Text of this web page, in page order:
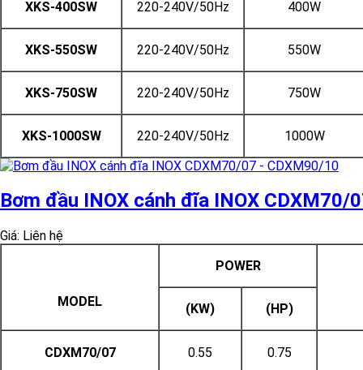
XKS-400SW 220-240V/50Hz 400W
XKS-550SW 220-240V/50Hz 550W
XKS-750SW 220-240V/50Hz 750W
XKS-1000SW 220-240V/50Hz 1000W
Bơm đầu INOX cánh đĩa INOX CDXM70/
Giá: Liên hệ
MODEL
POWER
(KW) (HP)
CDXM70/07 0.55 0.75